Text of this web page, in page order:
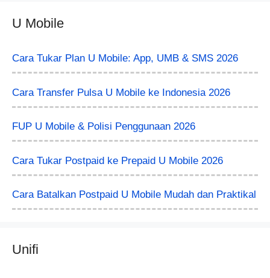
U Mobile
Cara Tukar Plan U Mobile: App, UMB & SMS 2026
Cara Transfer Pulsa U Mobile ke Indonesia 2026
FUP U Mobile & Polisi Penggunaan 2026
Cara Tukar Postpaid ke Prepaid U Mobile 2026
Cara Batalkan Postpaid U Mobile Mudah dan Praktikal
Unifi